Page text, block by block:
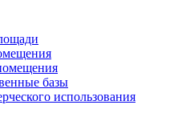
базы
использования